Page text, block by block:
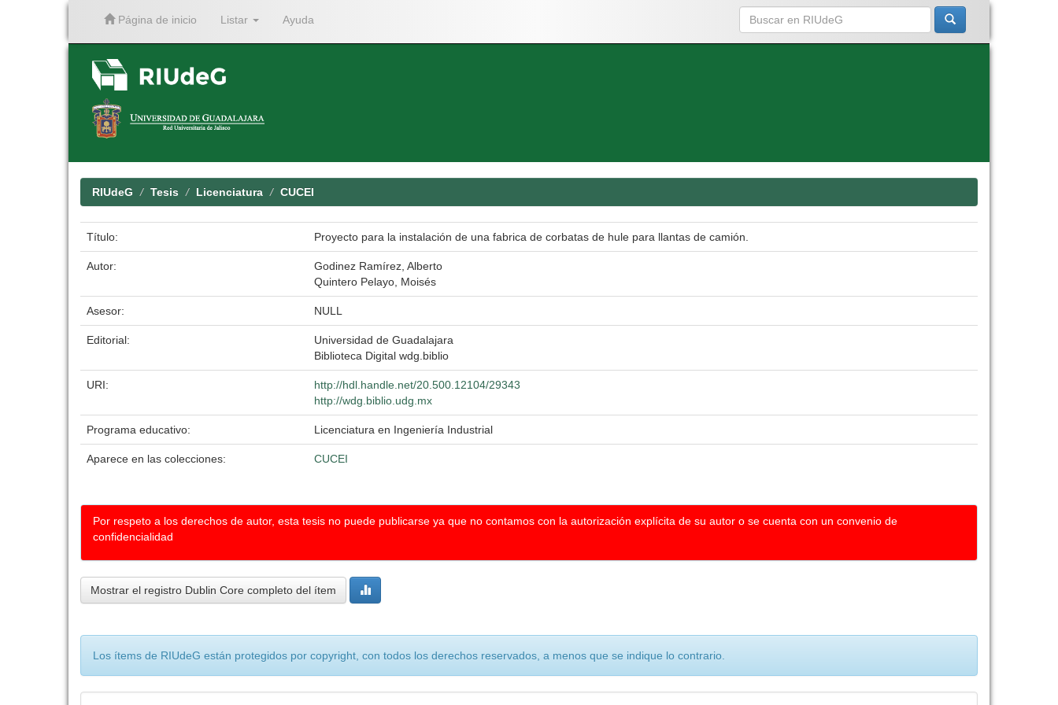
Página de inicio Listar Ayuda
RIUdeG Tesis Licenciatura CUCEI
Título: Proyecto para la instalación de una fabrica de corbatas de hule para llantas de camión.
Autor:
Godinez Ramírez, Alberto
Quintero Pelayo, Moisés
Asesor: NULL
Editorial:
Universidad de Guadalajara
Biblioteca Digital wdg.biblio
URI:
http://hdl.handle.net/20.500.12104/29343
http://wdg.biblio.udg.mx
Programa educativo: Licenciatura en Ingeniería Industrial
Aparece en las colecciones: CUCEI
Por respeto a los derechos de autor, esta tesis no puede publicarse ya que no contamos con la autorización explícita de su autor o se cuenta con un convenio de
confidencialidad
Mostrar el registro Dublin Core completo del ítem
Los ítems de RIUdeG están protegidos por copyright, con todos los derechos reservados, a menos que se indique lo contrario.